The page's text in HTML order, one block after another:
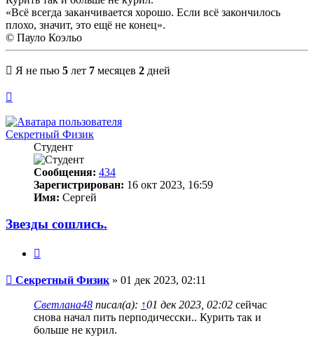
«Всё всегда заканчивается хорошо. Если всё закончилось
плохо, значит, это ещё не конец».
© Пауло Коэльо
Я не пью 5 лет 7 месяцев 2 дней
началу
Секретный Физик
Студент
Сообщения: 434
Зарегистрирован: 16 окт 2023, 16:59
Имя: Сергей
Звезды сошлись.
Сообщение
Секретный Физик » 01 дек 2023, 02:11
Светлана48 писал(а): ↑01 дек 2023, 02:02 сейчас
снова начал пить перподичесски.. Курить так и
больше не курил.